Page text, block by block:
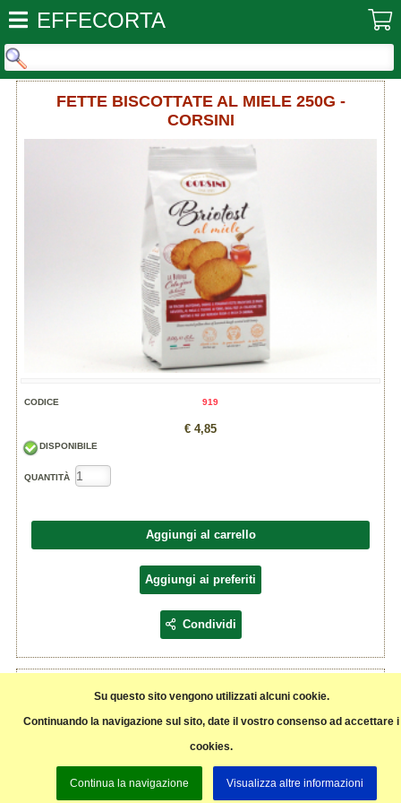
Su questo sito vengono utilizzati alcuni cookie.
Continuando la navigazione sul sito, date il vostro consenso ad accettare i
cookies.
Continua la navigazione Visualizza altre informazioni
EFFECORTA
FETTE BISCOTTATE AL MIELE 250G -
CORSINI
CODICE 919
€ 4,85
DISPONIBILE
QUANTITÀ
Aggiungi al carrello
Aggiungi ai preferiti
Condividi
Ingredienti: farina difrumentotipo 0, zucchero,uova,
lievito naturale (da lievito madre),latte, miele 3%,tuorlo
Pagina precedente